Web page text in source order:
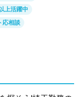
上活躍中
応相談